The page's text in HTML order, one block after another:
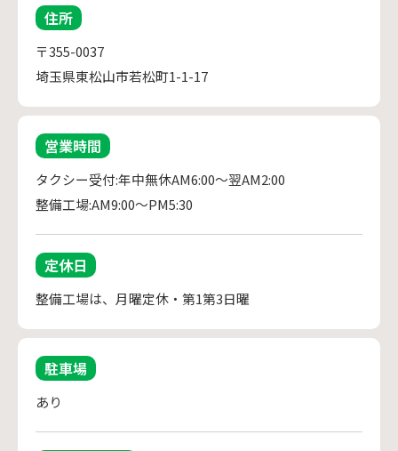
住所
〒355-0037
埼玉県東松山市若松町1-1-17
営業時間
タクシー受付:年中無休AM6:00～翌AM2:00
整備工場:AM9:00～PM5:30
定休日
整備工場は、月曜定休・第1第3日曜
駐車場
あり